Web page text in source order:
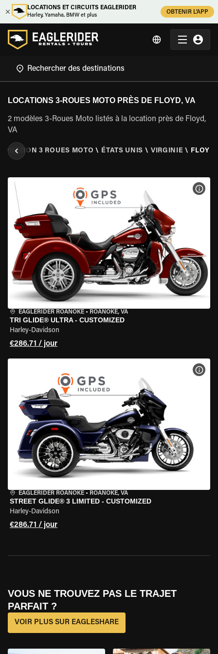
LOCATIONS ET CIRCUITS EAGLERIDER
Harley, Yamaha, BMW et plus
OBTENIR L'APP
LOCATIONS 3-ROUES MOTO PRÈS DE FLOYD, VA
2 modèles 3-Roues Moto listés à la location près de Floyd,
VA
3 ROUES MOTO \ ÉTATS UNIS \ VIRGINIE \
EAGLERIDER ROANOKE • ROANOKE, VA
TRI GLIDE® ULTRA - CUSTOMIZED
Harley-Davidson
€286.71 / jour
EAGLERIDER ROANOKE • ROANOKE, VA
STREET GLIDE® 3 LIMITED - CUSTOMIZED
Harley-Davidson
€286.71 / jour
VOUS NE TROUVEZ PAS LE TRAJET
PARFAIT ?
VOIR PLUS SUR EAGLESHARE